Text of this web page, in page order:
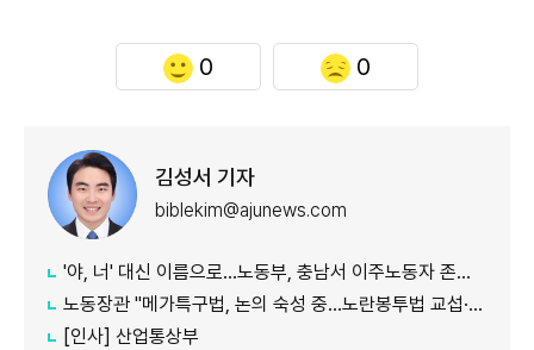
0 0
김성서 기자
biblekim@ajunews.com
'야, 너' 대신 이름으로…노동부, 충남서 이주노동자 존중 캠페인
노동장관 "메가특구법, 논의 숙성 중…노란봉투법 교섭·쟁의 기준 구체화"
[인사] 산업통상부